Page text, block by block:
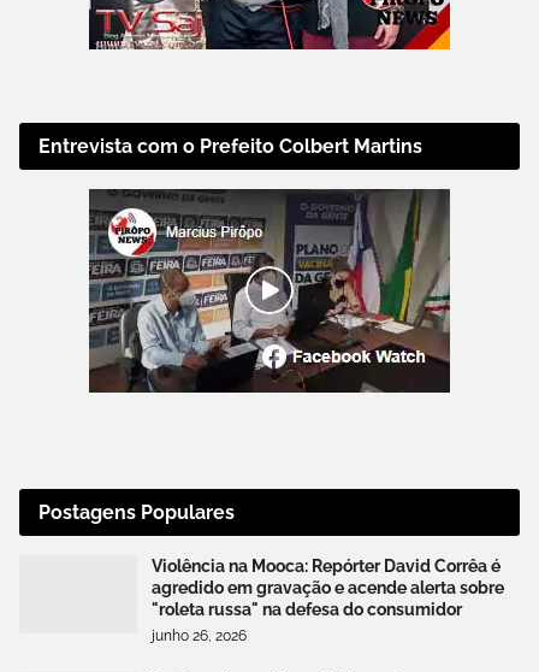
Entrevista com o Prefeito Colbert Martins
Postagens Populares
Violência na Mooca: Repórter David Corrêa é
agredido em gravação e acende alerta sobre
"roleta russa" na defesa do consumidor
junho 26, 2026